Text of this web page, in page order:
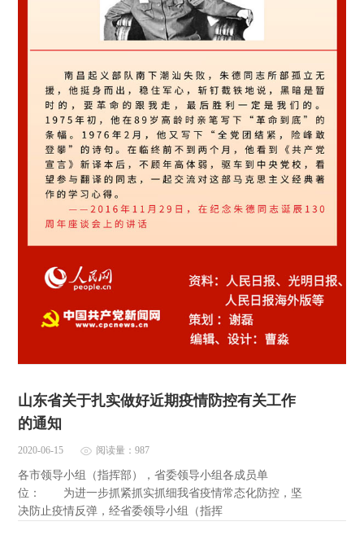
山东省关于扎实做好近期疫情防控有关工作
的通知
2020-06-15 阅读量：987
各市领导小组（指挥部），省委领导小组各成员单
位： 为进一步抓紧抓实抓细我省疫情常态化防控，坚
决防止疫情反弹，经省委领导小组（指挥